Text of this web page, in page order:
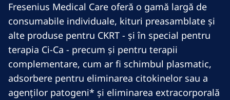
Fresenius Medical Care oferă o gamă largă de
consumabile individuale, kituri preasamblate și
alte produse pentru CKRT - și în special pentru
terapia Ci-Ca - precum și pentru terapii
complementare, cum ar fi schimbul plasmatic,
adsorbere pentru eliminarea citokinelor sau a
agenților patogeni* și eliminarea extracorporală